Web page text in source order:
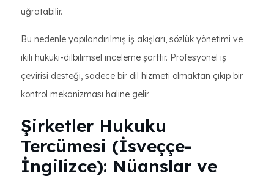
uğratabilir.
Bu nedenle yapılandırılmış iş akışları, sözlük yönetimi ve
ikili hukuki-dilbilimsel inceleme şarttır. Profesyonel iş
çevirisi desteği, sadece bir dil hizmeti olmaktan çıkıp bir
kontrol mekanizması haline gelir.
Şirketler Hukuku
Tercümesi (İsveççe-
İngilizce): Nüanslar ve